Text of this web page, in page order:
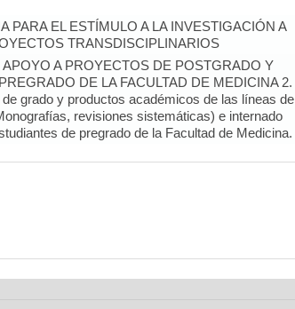
PARA EL ESTÍMULO A LA INVESTIGACIÓN A
TRANSDISCIPLINARIOS
A PROYECTOS DE POSTGRADO Y
DE LA FACULTAD DE MEDICINA 2.
grado y productos académicos de las líneas de
revisiones sistemáticas) e internado
de pregrado de la Facultad de Medicina.